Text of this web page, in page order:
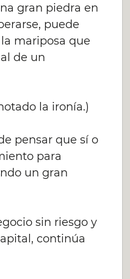
gran piedra en
puede
mariposa que
de un
la ironía.)
pensar que sí o
para
un gran
sin riesgo y
continúa